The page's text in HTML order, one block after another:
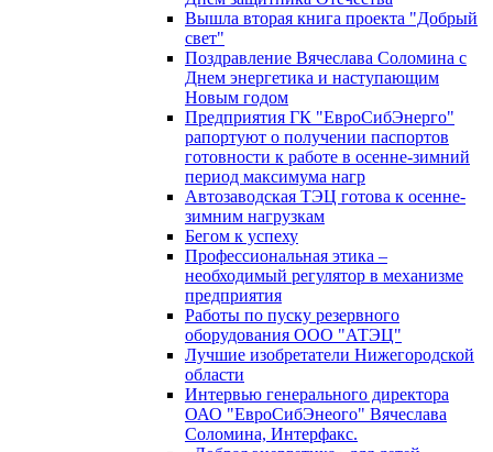
Вышла вторая книга проекта "Добрый
свет"
Поздравление Вячеслава Соломина с
Днем энергетика и наступающим
Новым годом
Предприятия ГК "ЕвроСибЭнерго"
рапортуют о получении паспортов
готовности к работе в осенне-зимний
период максимума нагр
Автозаводская ТЭЦ готова к осенне-
зимним нагрузкам
Бегом к успеху
Профессиональная этика –
необходимый регулятор в механизме
предприятия
Работы по пуску резервного
оборудования ООО "АТЭЦ"
Лучшие изобретатели Нижегородской
области
Интервью генерального директора
ОАО "ЕвроСибЭнеого" Вячеслава
Соломина, Интерфакс.